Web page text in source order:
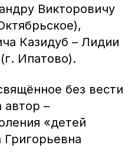
Викторовичу
Казидуб – Лидии
Ипатово).
без вести
–
«детей